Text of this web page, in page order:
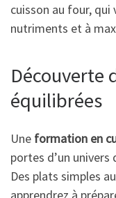
cuisson au four, qui
nutriments et à
Découverte
équilibrées
Une formation en
portes d’un
Des plats simples
apprendrez à